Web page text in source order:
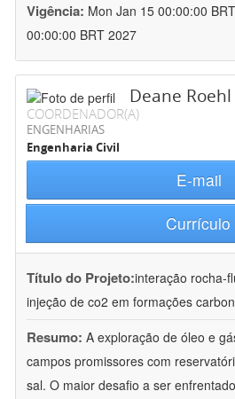
Vigência: Mon Jan 15 00:00:00
00:00:00 BRT 2027
Deane
COORDENADOR(A)
ENGENHARIAS
Engenharia Civil
E-mail
Currículo
Título do Projeto:interação rocha-
injeção de co2 em formações
Resumo: A exploração de óleo e
campos promissores com
sal. O maior desafio a ser